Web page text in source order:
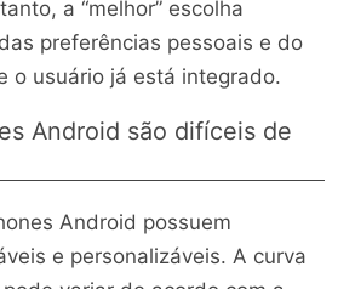
a “melhor” escolha
preferências pessoais e do
o usuário já está integrado.
Android são difíceis de
Android possuem
e personalizáveis. A curva